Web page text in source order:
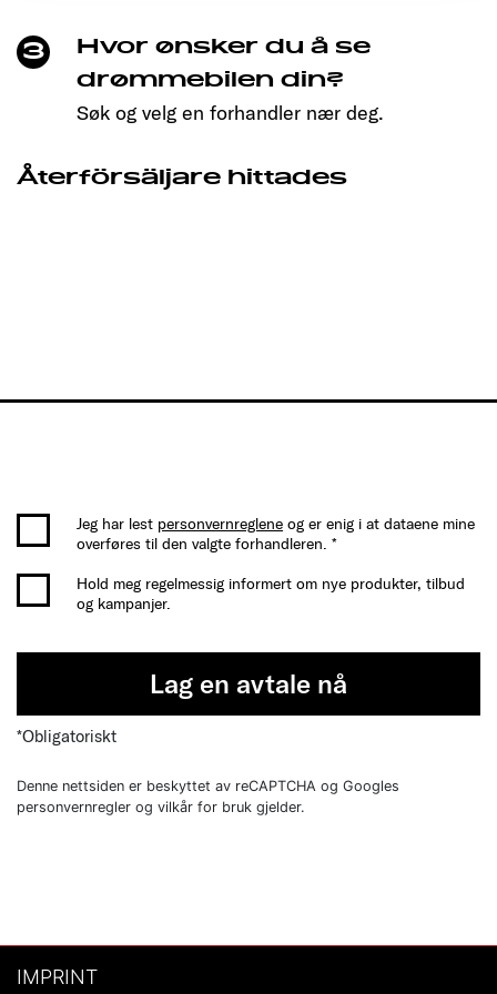
3
Hvor ønsker du å se
drømmebilen din?
Søk og velg en forhandler nær deg.
Återförsäljare hittades
Jeg har lest personvernreglene og er enig i at dataene mine
overføres til den valgte forhandleren. *
Hold meg regelmessig informert om nye produkter, tilbud
og kampanjer.
Lag en avtale nå
*Obligatoriskt
Denne nettsiden er beskyttet av reCAPTCHA og Googles
personvernregler og vilkår for bruk gjelder.
IMPRINT